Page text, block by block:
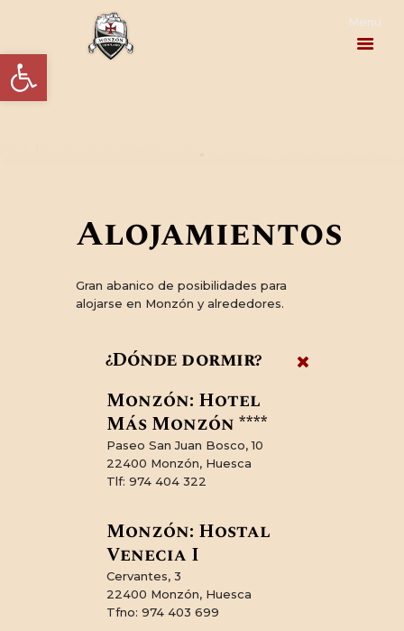
Abrir barra de herramientas
LA HISTORIA
CONTACTO
Alojamientos
Gran abanico de posibilidades para
alojarse en Monzón y alrededores.
¿Dónde dormir?
Monzón: Hotel
Más Monzón ****
Paseo San Juan Bosco, 10
22400 Monzón, Huesca
Tlf: 974 404 322
Monzón: Hostal
Venecia I
Cervantes, 3
22400 Monzón, Huesca
Tfno: 974 403 699